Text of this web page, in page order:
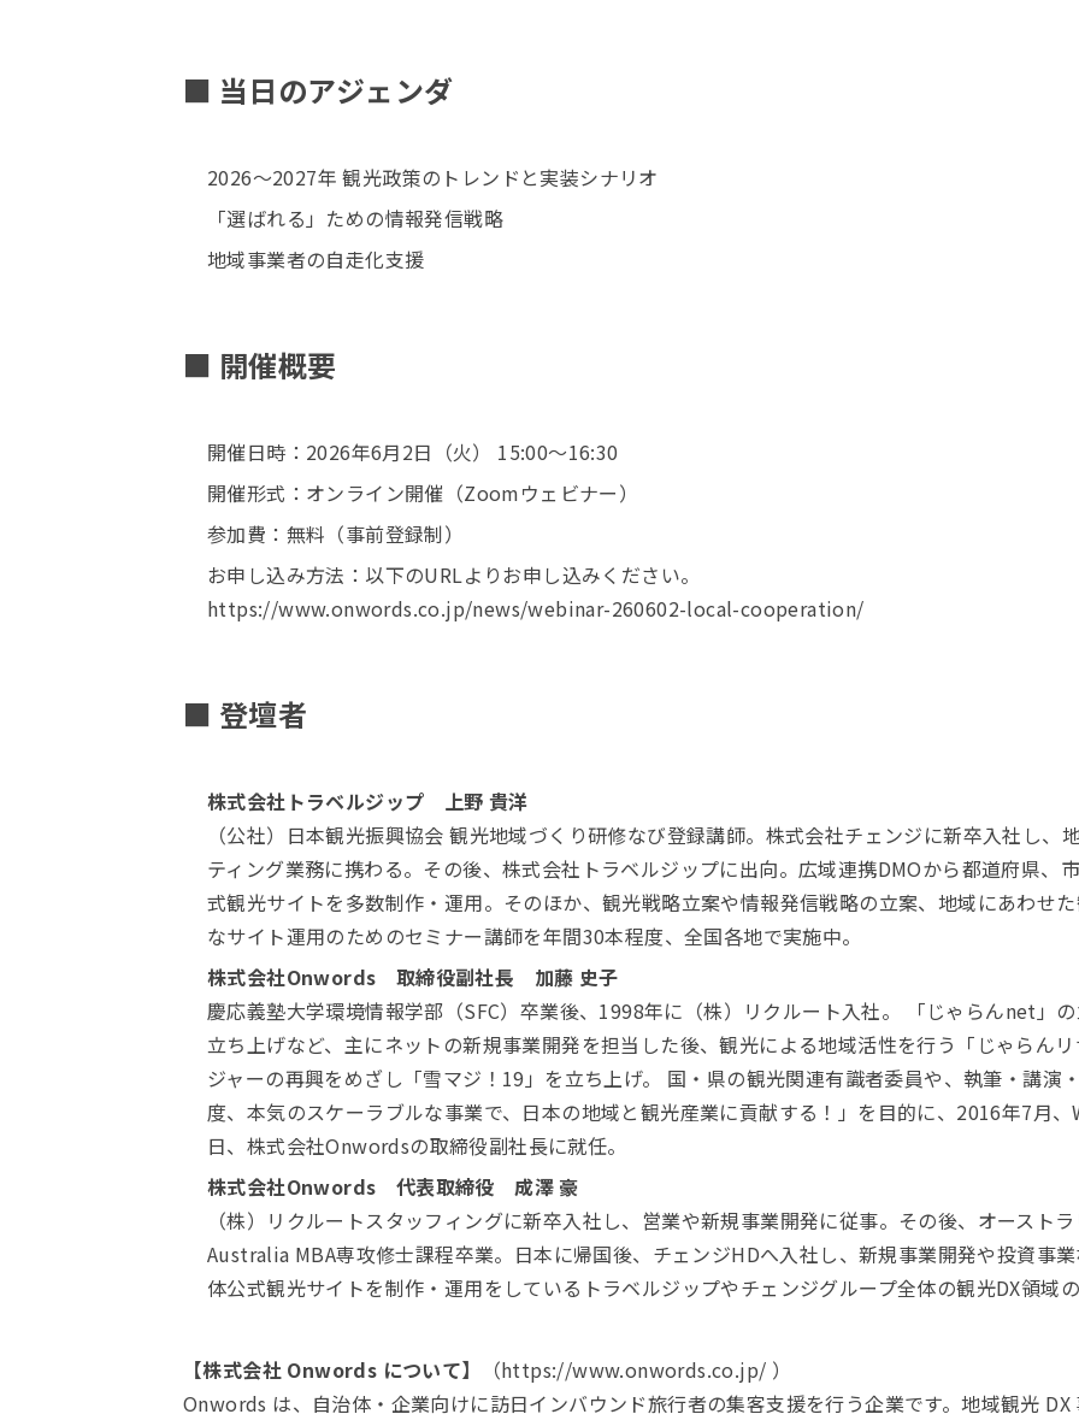
■ 当日のアジェンダ
2026～2027年 観光政策のトレンドと実装シナリオ
「選ばれる」ための情報発信戦略
地域事業者の自走化支援
■ 開催概要
開催日時：2026年6月2日（火） 15:00〜16:30
開催形式：オンライン開催（Zoomウェビナー）
参加費：無料（事前登録制）
お申し込み方法：以下のURLよりお申し込みください。
https://www.onwords.co.jp/news/webinar-260602-local-cooperation/
■ 登壇者
株式会社トラベルジップ 上野 貴洋
（公社）日本観光振興協会 観光地域づくり研修なび登録講師。株式会社チェンジに新卒入社し、
ティング業務に携わる。その後、株式会社トラベルジップに出向。広域連携DMOから都道府県、
式観光サイトを多数制作・運用。そのほか、観光戦略立案や情報発信戦略の立案、地域にあわせ
なサイト運用のためのセミナー講師を年間30本程度、全国各地で実施中。
株式会社Onwords 取締役副社長 加藤 史子
慶応義塾大学環境情報学部（SFC）卒業後、1998年に（株）リクルート入社。 「じゃらんnet」
立ち上げなど、主にネットの新規事業開発を担当した後、観光による地域活性を行う「じゃらん
ジャーの再興をめざし「雪マジ！19」を立ち上げ。 国・県の観光関連有識者委員や、執筆・講演
度、本気のスケーラブルな事業で、日本の地域と観光産業に貢献する！」を目的に、2016年7月
日、株式会社Onwordsの取締役副社長に就任。
株式会社Onwords 代表取締役 成澤 豪
（株）リクルートスタッフィングに新卒入社し、営業や新規事業開発に従事。その後、オース
Australia MBA専攻修士課程卒業。日本に帰国後、チェンジHDへ入社し、新規事業開発や投資事
体公式観光サイトを制作・運用をしているトラベルジップやチェンジグループ全体の観光DX領域
【株式会社 Onwords について】
（https://www.onwords.co.jp/ ）
Onwords は、自治体・企業向けに訪日インバウンド旅行者の集客支援を行う企業です。地域観光